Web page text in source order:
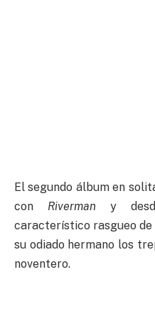
El segundo álbum en
con Riverman y
característico rasgueo
su odiado hermano los
noventero.